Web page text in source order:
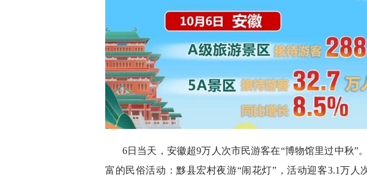
6日当天，安徽超9万人次市民游客在“博物馆里过中秋”
富的民俗活动：黟县宏村夜游“闹花灯”，活动迎客3.1万人